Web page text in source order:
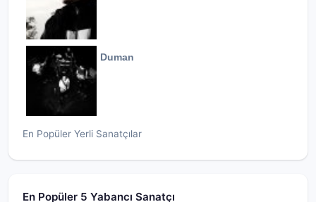
Duman
En Popüler Yerli Sanatçılar
En Popüler 5 Yabancı Sanatçı